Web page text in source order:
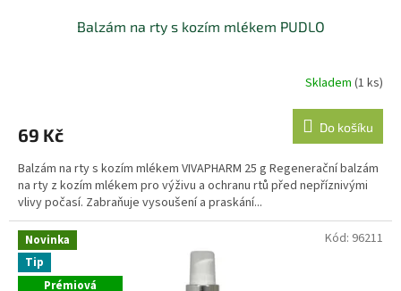
Balzám na rty s kozím mlékem PUDLO
Skladem (1 ks)
69 Kč Do košíku
Balzám na rty s kozím mlékem VIVAPHARM 25 g Regenerační balzám
na rty z kozím mlékem pro výživu a ochranu rtů před nepříznivými
vlivy počasí. Zabraňuje vysoušení a praskání...
Novinka
Tip
Prémiová
Kód: 96211